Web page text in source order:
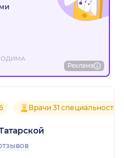
Реклама
Врачи 31 специальностей